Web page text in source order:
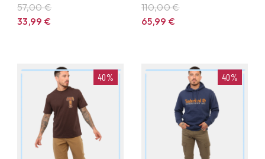
57,00 €
33,99€
110,00 €
65,99€
40% 40%